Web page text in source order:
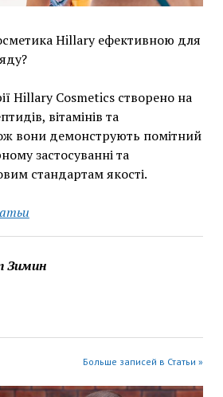
Hillary ефективною для
Hillary Cosmetics створено на
вітамінів та
вони демонструють помітний
застосуванні та
стандартам якості.
Зимин
Больше записей в Статьи »